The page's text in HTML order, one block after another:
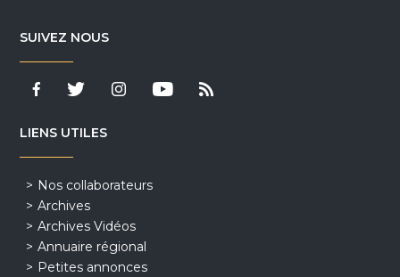
SUIVEZ NOUS
LIENS UTILES
Nos collaborateurs
Archives
Archives Vidéos
Annuaire régional
Petites annonces